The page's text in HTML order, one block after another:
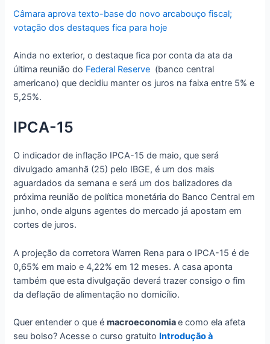
Câmara aprova texto-base do novo arcabouço fiscal;
votação dos destaques fica para hoje
Ainda no exterior, o destaque fica por conta da ata da
última reunião do Federal Reserve (banco central
americano) que decidiu manter os juros na faixa entre 5% e
5,25%.
IPCA-15
O indicador de inflação IPCA-15 de maio, que será
divulgado amanhã (25) pelo IBGE, é um dos mais
aguardados da semana e será um dos balizadores da
próxima reunião de política monetária do Banco Central em
junho, onde alguns agentes do mercado já apostam em
cortes de juros.
A projeção da corretora Warren Rena para o IPCA-15 é de
0,65% em maio e 4,22% em 12 meses. A casa aponta
também que esta divulgação deverá trazer consigo o fim
da deflação de alimentação no domicílio.
Quer entender o que émacroeconomiae como ela afeta
seu bolso? Acesse o curso gratuito Introdução à